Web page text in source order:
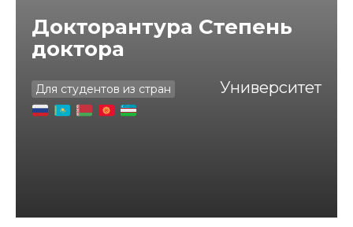
Докторантура Степень
доктора
Для студентов из стран Университет